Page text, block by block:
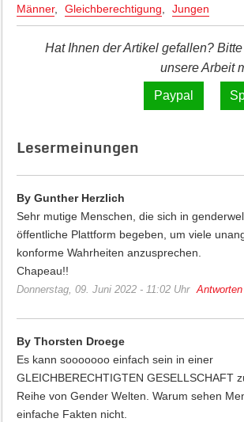
Männer, Gleichberechtigung Jungen
Hat Ihnen der Artikel gefallen?
unsere Arbeit
Lesermeinungen
By Gunther Herzlich
Sehr mutige Menschen, die sich in
öffentliche Plattform begeben, um viele
konforme Wahrheiten anzusprechen.
Chapeau!!
Donnerstag, 09. Juni 2022 - 11:02 Uhr Antworten
By Thorsten Droege
Es kann sooooooo einfach sein in einer
GLEICHBERECHTIGTEN GESELLSCHAFT
Reihe von Gender Welten. Warum sehen
einfache Fakten nicht.